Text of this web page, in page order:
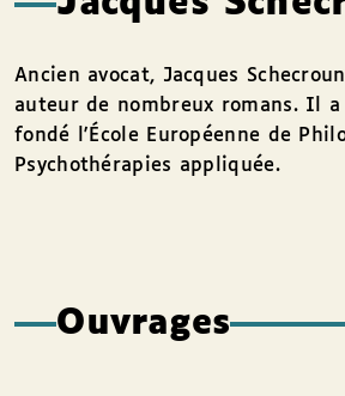
Ancien avocat, Jacques
auteur de nombreux romans. Il
fondé l'École Européenne de
Psychothérapies appliquée.
Ouvrages